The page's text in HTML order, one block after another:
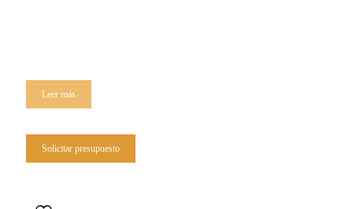
Leer más
Solicitar presupuesto